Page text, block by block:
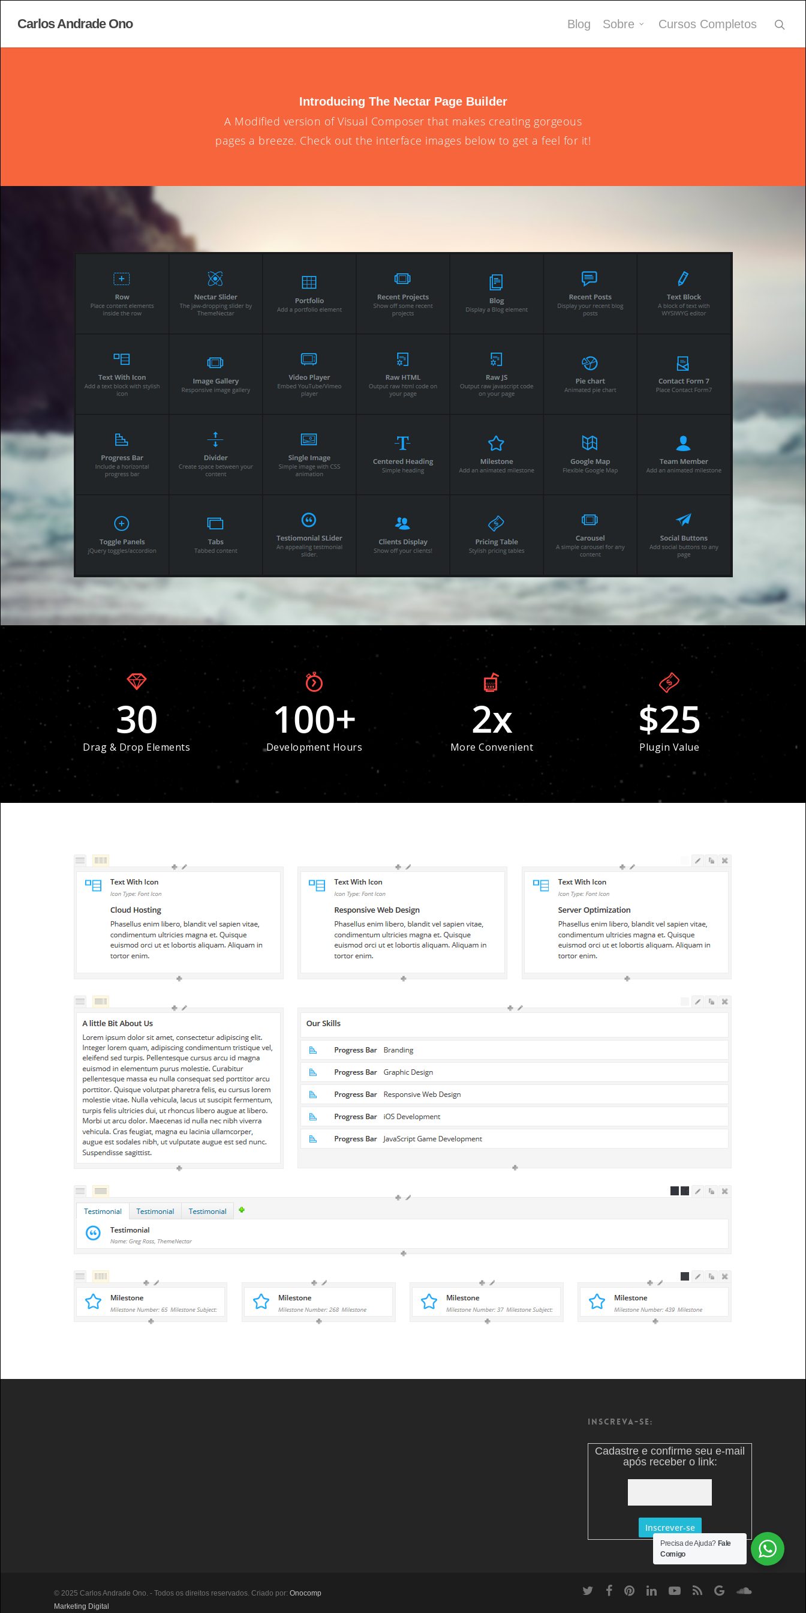
Carlos Andrade Ono Blog Sobre Cursos Completos
Introducing The Nectar Page Builder
A Modified version of Visual Composer that makes creating gorgeous
pages a breeze. Check out the interface images below to get a feel for it!
30
Drag & Drop Elements
100+
Development Hours
2x
More Convenient
$25
Plugin Value
Inscreva-se:
Cadastre e confirme seu e-mail
após receber o link:
© 2025 Carlos Andrade Ono. - Todos os direitos reservados. Criado por: Onocomp
Marketing Digital
Precisa de Ajuda? Fale
Comigo